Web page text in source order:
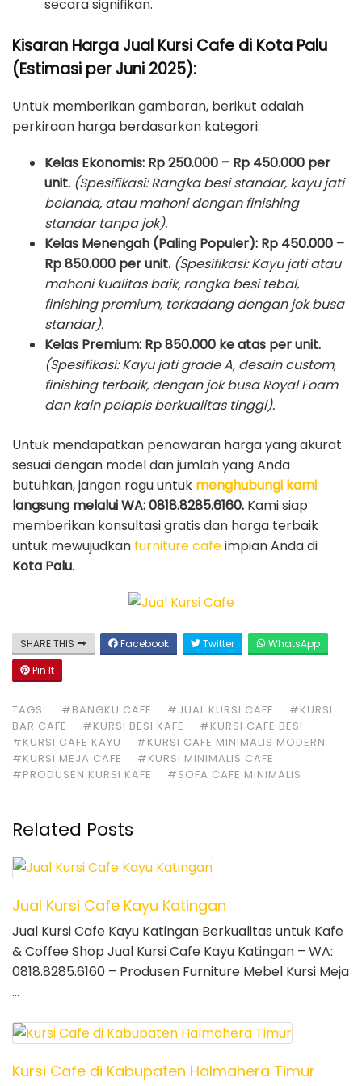
secara signifikan.
Kisaran Harga Jual Kursi Cafe di Kota Palu
(Estimasi per Juni 2025):
Untuk memberikan gambaran, berikut adalah
perkiraan harga berdasarkan kategori:
Kelas Ekonomis: Rp 250.000 – Rp 450.000 per
unit. (Spesifikasi: Rangka besi standar, kayu jati
belanda, atau mahoni dengan finishing
standar tanpa jok).
Kelas Menengah (Paling Populer): Rp 450.000 –
Rp 850.000 per unit. (Spesifikasi: Kayu jati atau
mahoni kualitas baik, rangka besi tebal,
finishing premium, terkadang dengan jok busa
standar).
Kelas Premium: Rp 850.000 ke atas per unit.
(Spesifikasi: Kayu jati grade A, desain custom,
finishing terbaik, dengan jok busa Royal Foam
dan kain pelapis berkualitas tinggi).
Untuk mendapatkan penawaran harga yang akurat
sesuai dengan model dan jumlah yang Anda
butuhkan, jangan ragu untuk menghubungi kami
langsung melalui WA: 0818.8285.6160. Kami siap
memberikan konsultasi gratis dan harga terbaik
untuk mewujudkan furniture cafeimpian Anda di
Kota Palu.
SHARE THIS Facebook Twitter
WhatsApp
Pin It
TAGS: #BANGKU CAFE #JUAL KURSI CAFE
#KURSI
BAR CAFE
#KURSI BESI KAFE
#KURSI CAFE BESI
#KURSI CAFE KAYU
#KURSI CAFE MINIMALIS MODERN
#KURSI MEJA CAFE
#KURSI MINIMALIS CAFE
#PRODUSEN KURSI KAFE
#SOFA CAFE MINIMALIS
Related Posts
Jual Kursi Cafe Kayu Katingan
Jual Kursi Cafe Kayu Katingan Berkualitas untuk Kafe
& Coffee Shop Jual Kursi Cafe Kayu Katingan – WA:
0818.8285.6160 – Produsen Furniture Mebel Kursi Meja
…
Kursi Cafe di Kabupaten Halmahera Timur